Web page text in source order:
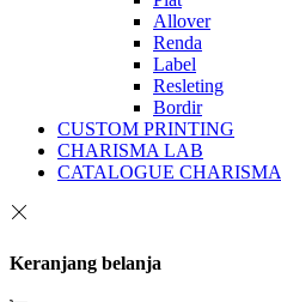
Allover
Renda
Label
Resleting
Bordir
CUSTOM PRINTING
CHARISMA LAB
CATALOGUE CHARISMA
Keranjang belanja